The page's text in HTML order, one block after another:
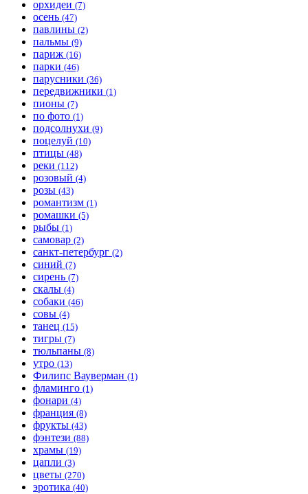
орхидеи (7)
осень (47)
павлины (2)
пальмы (9)
париж (16)
парки (46)
парусники (36)
передвижники (1)
пионы (7)
по фото (1)
подсолнухи (9)
поцелуй (10)
птицы (48)
реки (112)
розовый (4)
розы (43)
романтизм (1)
ромашки (5)
рыбы (1)
самовар (2)
санкт-петербург (2)
синий (7)
сирень (7)
скалы (4)
собаки (46)
совы (4)
танец (15)
тигры (7)
тюльпаны (8)
утро (13)
Филипс Вауверман (1)
фламинго (1)
фонари (4)
франция (8)
фрукты (43)
фэнтези (88)
храмы (19)
цапли (3)
цветы (270)
эротика (40)